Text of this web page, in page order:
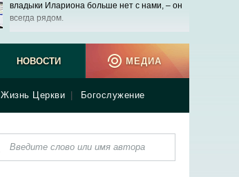
владыки Илариона больше нет с нами, – он
всегда рядом.
Жизнь Церкви Богослужение
НОВОСТИ МЕДИА